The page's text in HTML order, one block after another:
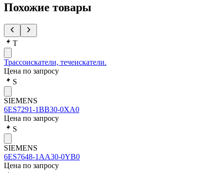
Похожие товары
Т
Трассоискатели, течеискатели.
Цена по запросу
S
SIEMENS
6ES7291-1BB30-0XA0
Цена по запросу
S
SIEMENS
6ES7648-1AA30-0YB0
Цена по запросу